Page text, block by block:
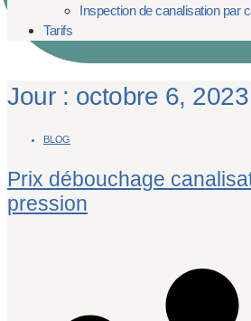
Inspection de canalisation par
Tarifs
Jour : octobre 6, 2023
BLOG
Prix débouchage
pression